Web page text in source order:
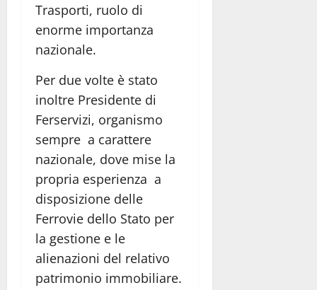
Trasporti, ruolo di
enorme importanza
nazionale.
Per due volte è stato
inoltre Presidente di
Ferservizi, organismo
sempre a carattere
nazionale, dove mise la
propria esperienza a
disposizione delle
Ferrovie dello Stato per
la gestione e le
alienazioni del relativo
patrimonio immobiliare.